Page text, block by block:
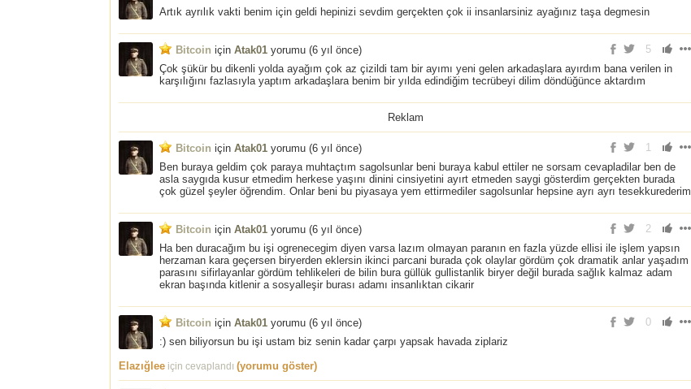
Artık ayrılık vakti benim için geldi hepinizi sevdim gerçekten çok ii insanlarsiniz ayağınız taşa degmesin
5
Bitcoin için Atak01 yorumu (6 yıl önce)
Çok şükür bu dikenli yolda ayağım çok az çizildi tam bir ayımı yeni gelen arkadaşlara ayırdım bana verilen in
karşılığını fazlasıyla yaptım arkadaşlara benim bir yılda edindiğim tecrübeyi dilim döndüğünce aktardım
Reklam
1
Bitcoin için Atak01 yorumu (6 yıl önce)
Ben buraya geldim çok paraya muhtaçtım sagolsunlar beni buraya kabul ettiler ne sorsam cevapladilar ben de
asla saygıda kusur etmedim herkese yaşını dinini cinsiyetini ayırt etmeden saygi gösterdim gerçekten burada
çok güzel şeyler öğrendim. Onlar beni bu piyasaya yem ettirmediler sagolsunlar hepsine ayrı ayrı tesekkurederim
2
Bitcoin için Atak01 yorumu (6 yıl önce)
Ha ben duracağım bu işi ogrenecegim diyen varsa lazım olmayan paranın en fazla yüzde ellisi ile işlem yapsın
herzaman kara geçersen biryerden eklersin ikinci parcani burada çok olaylar gördüm çok dramatik anlar yaşadım
parasını sifirlayanlar gördüm tehlikeleri de bilin bura güllük gullistanlik biryer değil burada sağlık kalmaz adam
ekran başında kitlenir a sosyalleşir burası adamı insanlıktan cikarir
0
Bitcoin için Atak01 yorumu (6 yıl önce)
:) sen biliyorsun bu işi ustam biz senin kadar çarpı yapsak havada ziplariz
Elazığlee için cevaplandı (yorumu göster)